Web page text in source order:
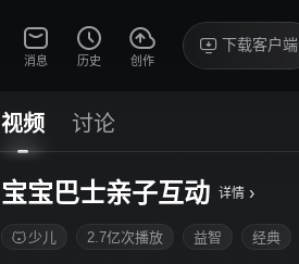
消息 历史 创作
下载客户端
视频 讨论
宝宝巴士亲子互动 详情 ›
少儿 2.7亿次播放 益智 经典